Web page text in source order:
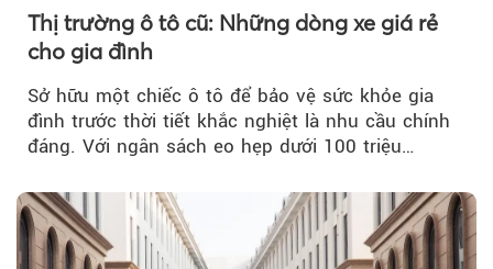
Thị trường ô tô cũ: Những dòng xe giá rẻ
cho gia đình
Sở hữu một chiếc ô tô để bảo vệ sức khỏe gia
đình trước thời tiết khắc nghiệt là nhu cầu chính
đáng. Với ngân sách eo hẹp dưới 100 triệu